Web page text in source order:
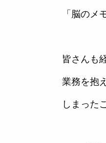
「脳のメ
皆さんも
業務を抱
しまった